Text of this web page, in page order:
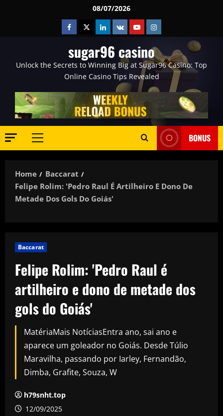
08/07/2026
Facebook
TwitterLinkedin
VK YoutubeInstagram
sugar96 casino
Unlock the Secrets to Winning Big at Sugar96 Casino: Top
Online Casino Tips Revealed
Primary
BONUS
Home
Baccarat
Felipe Rolim: 'Pedro Raul É Artilheiro E Dono De
Metade Dos Gols Do Goiás'
Baccarat
Felipe Rolim: 'Pedro Raul é
artilheiro e dono de metade dos
gols do Goiás'
MatériaMais NotíciasEntra ano, sai ano e
aparece um goleador no Goiás. Desde Túlio
Maravilha, passando por Iarley, Fernandão,
Dimba, Grafite, Souza, W
h79snht.top
12/09/2025